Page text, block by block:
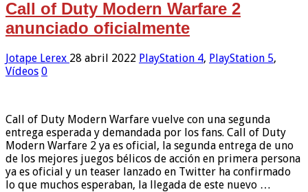
Call of Duty Modern Warfare 2
anunciado oficialmente
Jotape Lerex 28 abril 2022 PlayStation 4, PlayStation 5,
Vídeos 0
Call of Duty Modern Warfare vuelve con una segunda
entrega esperada y demandada por los fans. Call of Duty
Modern Warfare 2 ya es oficial, la segunda entrega de uno
de los mejores juegos bélicos de acción en primera persona
ya es oficial y un teaser lanzado en Twitter ha confirmado
lo que muchos esperaban, la llegada de este nuevo …